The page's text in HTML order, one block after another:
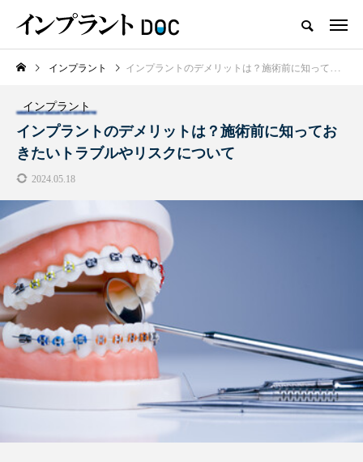
おすすめ名医紹介
横浜市おすすめの歯がボロボロの
名医3人
注目のトピック
コラム インプラント
インプラント インプラントのデメリットは？施術前に知っておきたいトラブルやリスクについて
インプラント
インプラントのデメリットは？施術前に知ってお
きたいトラブルやリスクについて
2024.05.18